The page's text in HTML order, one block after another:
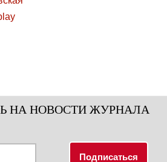
НА НОВОСТИ ЖУРНАЛА